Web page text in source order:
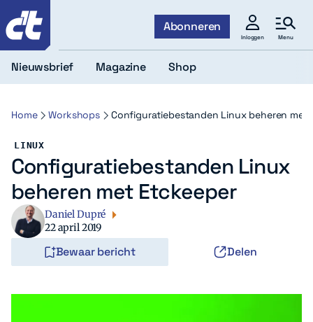
Abonneren
Inloggen Menu
Nieuwsbrief Magazine Shop
Home Workshops Configuratiebestanden Linux beheren met
LINUX
Configuratiebestanden Linux
beheren met Etckeeper
Daniel Dupré
22 april 2019
Bewaar bericht Delen